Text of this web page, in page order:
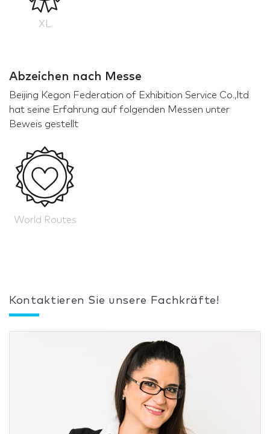
XL
Abzeichen nach Messe
Beijing Kegon Federation of Exhibition Service Co.,ltd
hat seine Erfahrung auf folgenden Messen unter
Beweis gestellt
World Routes
Kontaktieren Sie unsere Fachkräfte!